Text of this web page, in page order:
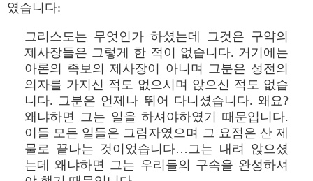
였습니다:
그리스도는 무엇인가 하셨는데 그것은 구약의
제사장들은 그렇게 한 적이 없습니다. 거기에는
아론의 족보의 제사장이 아니며 그분은 성전의
의자를 가지신 적도 없으시며 앉으신 적도 없습
니다. 그분은 언제나 뛰어 다니셨습니다. 왜요?
왜냐하면 그는 일을 하셔야하였기 때문입니다.
이들 모든 일들은 그림자였으며 그 요점은 산 제
물로 끝나는 것이었습니다…그는 내려 앉으셨
는데 왜냐하면 그는 우리들의 구속을 완성하셔